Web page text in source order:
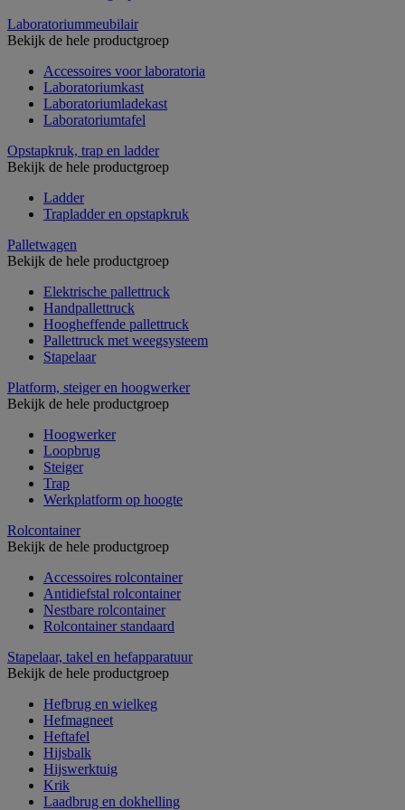
Laboratoriummeubilair
Bekijk de hele productgroep
Accessoires voor laboratoria
Laboratoriumkast
Laboratoriumladekast
Laboratoriumtafel
Opstapkruk, trap en ladder
Bekijk de hele productgroep
Ladder
Trapladder en opstapkruk
Palletwagen
Bekijk de hele productgroep
Elektrische pallettruck
Handpallettruck
Hoogheffende pallettruck
Pallettruck met weegsysteem
Stapelaar
Platform, steiger en hoogwerker
Bekijk de hele productgroep
Hoogwerker
Loopbrug
Steiger
Trap
Werkplatform op hoogte
Rolcontainer
Bekijk de hele productgroep
Accessoires rolcontainer
Antidiefstal rolcontainer
Nestbare rolcontainer
Rolcontainer standaard
Stapelaar, takel en hefapparatuur
Bekijk de hele productgroep
Hefbrug en wielkeg
Hefmagneet
Heftafel
Hijsbalk
Hijswerktuig
Krik
Laadbrug en dokhelling